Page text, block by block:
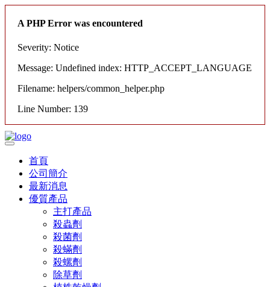
A PHP Error was encountered
Severity: Notice
Message: Undefined index: HTTP_ACCEPT_LANGUAGE
Filename: helpers/common_helper.php
Line Number: 139
首頁
公司簡介
最新消息
優質產品
主打產品
殺蟲劑
殺菌劑
殺蟎劑
殺螺劑
除草劑